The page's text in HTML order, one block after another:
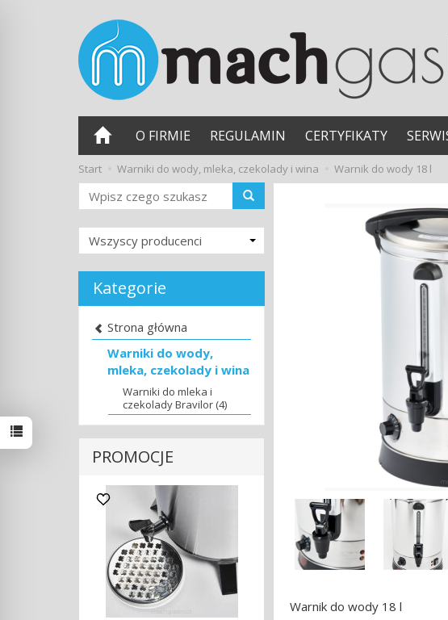
O FIRMIE REGULAMIN CERTYFIKATY
Start Warniki do wody, mleka, czekolady i wina Warnik do wody 18 l
Warnik do wody 18 l
Wyszukaj
Kategorie
Strona główna
Warniki do wody,
mleka, czekolady i wina
Warniki do mleka i
czekolady Bravilor (4)
PROMOCJE